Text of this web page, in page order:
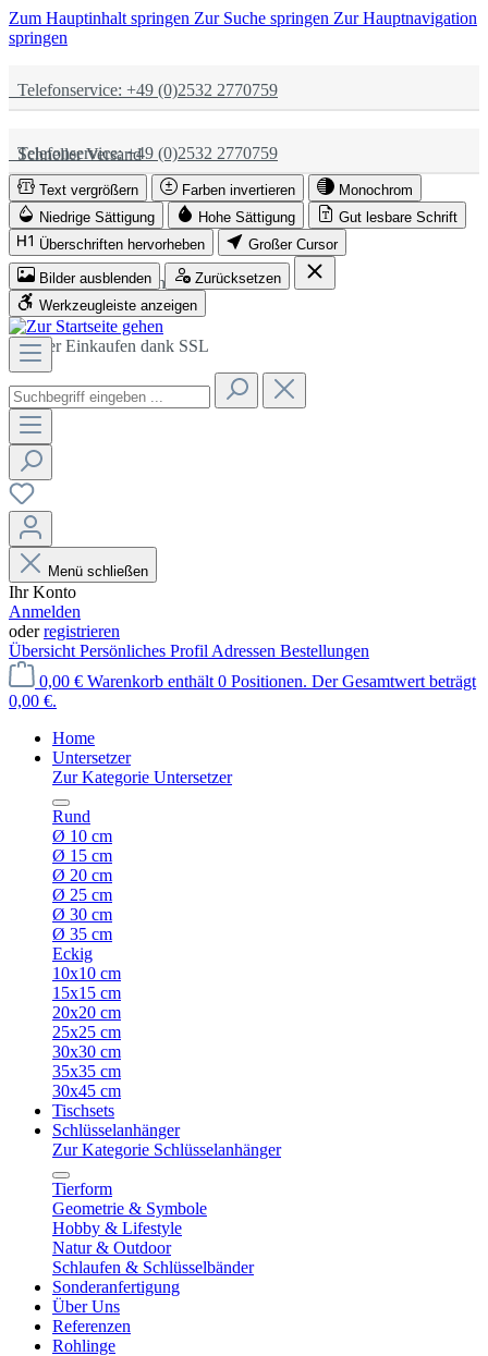
Zum Hauptinhalt springen Zur Suche springen Zur Hauptnavigation
springen
Telefonservice: +49 (0)2532 2770759
Schneller Versand
Partnerschaftlich
Sicher Einkaufen dank SSL
Telefonservice: +49 (0)2532 2770759
Schneller Versand
Partnerschaftlich
Sicher Einkaufen dank SSL
Text vergrößern Farben invertieren
Monochrom
Niedrige Sättigung
Hohe Sättigung
Gut lesbare Schrift
Überschriften hervorheben
Großer Cursor
Bilder ausblenden
Zurücksetzen
Werkzeugleiste anzeigen
Menü schließen
Ihr Konto
Anmelden
oderregistrieren
Übersicht Persönliches Profil Adressen Bestellungen
0,00 € Warenkorb enthält 0 Positionen. Der Gesamtwert beträgt
0,00 €.
Home
Untersetzer
Zur Kategorie Untersetzer
Rund
Ø 10 cm
Ø 15 cm
Ø 20 cm
Ø 25 cm
Ø 30 cm
Ø 35 cm
Eckig
10x10 cm
15x15 cm
20x20 cm
25x25 cm
30x30 cm
35x35 cm
30x45 cm
Tischsets
Schlüsselanhänger
Zur Kategorie Schlüsselanhänger
Tierform
Geometrie & Symbole
Hobby & Lifestyle
Natur & Outdoor
Schlaufen & Schlüsselbänder
Sonderanfertigung
Über Uns
Referenzen
Rohlinge